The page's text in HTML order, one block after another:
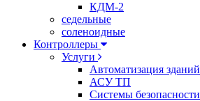
КДМ-2
седельные
соленоидные
Контроллеры
Услуги
Автоматизация зданий
АСУ ТП
Системы безопасности